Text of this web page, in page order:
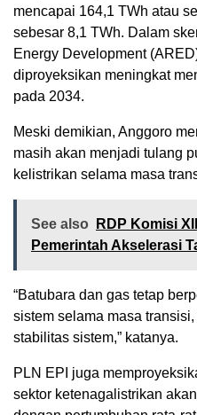
mencapai 164,1 TWh atau
sebesar 8,1 TWh. Dalam
Energy Development
diproyeksikan meningkat
pada 2034.
Meski demikian, Anggoro
masih akan menjadi tulang
kelistrikan selama masa
See also
RDP Komisi
Pemerintah Akselerasi
“Batubara dan gas tetap
sistem selama masa
stabilitas sistem,” katanya.
PLN EPI juga
sektor ketenagalistrikan